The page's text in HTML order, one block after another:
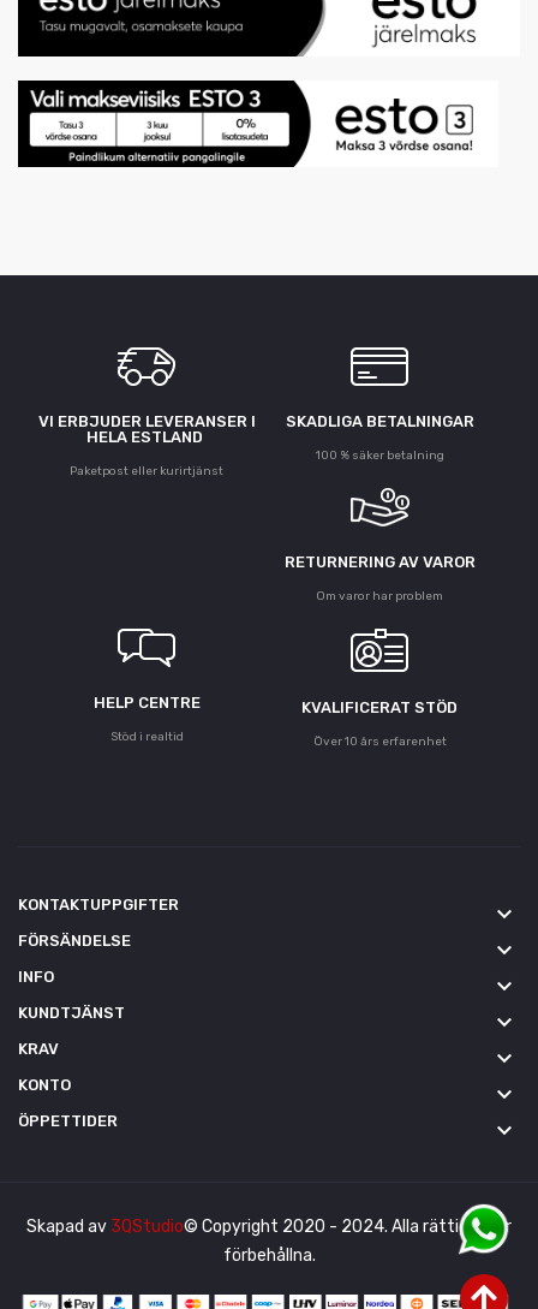
VI ERBJUDER LEVERANSER I
HELA ESTLAND
Paketpost eller kurirtjänst
SKADLIGA BETALNINGAR
100 % säker betalning
RETURNERING AV VAROR
Om varor har problem
HELP CENTRE
Stöd i realtid
KVALIFICERAT STÖD
Över 10 års erfarenhet
KONTAKTUPPGIFTER keyboard_arrow_down
FÖRSÄNDELSE keyboard_arrow_down
INFO keyboard_arrow_down
KUNDTJÄNST keyboard_arrow_down
KRAV keyboard_arrow_down
KONTO keyboard_arrow_down
ÖPPETTIDER keyboard_arrow_down
Skapad av 3QStudio© Copyright 2020 - 2024. Alla rättigheter
förbehållna.